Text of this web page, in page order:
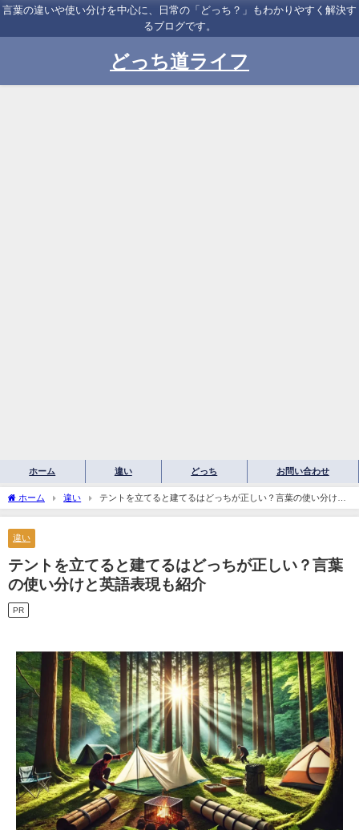
言葉の違いや使い分けを中心に、日常の「どっち？」もわかりやすく解決す
るブログです。
どっち道ライフ
ホーム 違い どっち お問い合わせ
ホーム 違い
テントを立てると建てるはどっちが正しい？言葉の使い分けと
英語表現も紹介
違い
テントを立てると建てるはどっちが正しい？言葉
の使い分けと英語表現も紹介
PR